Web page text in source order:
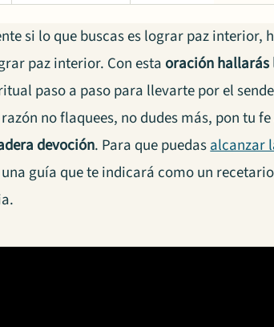
si lo que buscas es lograr paz interior,
paz interior. Con esta oración hallarás
paso a paso para llevarte por el
no flaquees, no dudes más, pon tu
devoción. Para que puedasalcanzar
guía que te indicará como un